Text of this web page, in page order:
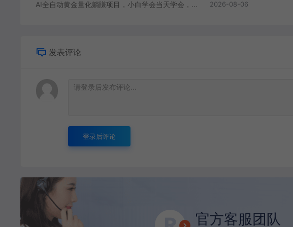
AI全自动黄金量化躺賺项目，小白学会当天学会，24小时自动运行，月入2W！【揭秘】 2026-08-06
发表评论
登录后评论
官方客服团队